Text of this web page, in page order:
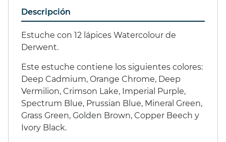
Descripción
Estuche con 12 lápices Watercolour de
Derwent.
Este estuche contiene los siguientes colores:
Deep Cadmium, Orange Chrome, Deep
Vermilion, Crimson Lake, Imperial Purple,
Spectrum Blue, Prussian Blue, Mineral Green,
Grass Green, Golden Brown, Copper Beech y
Ivory Black.